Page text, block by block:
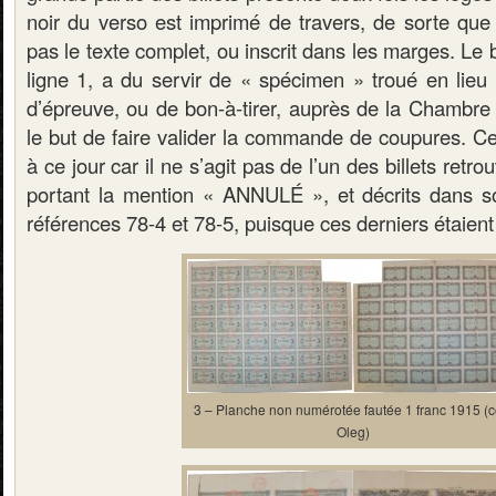
noir du verso est imprimé de travers, de sorte que
pas le texte complet, ou inscrit dans les marges. Le
ligne 1, a du servir de « spécimen » troué en lieu
d’épreuve, ou de bon-à-tirer, auprès de la
le but de faire valider la commande de coupures.
à ce jour car il ne s’agit pas de l’un des billets
portant la mention « ANNULÉ », et décrits dans
références 78-4 et 78-5, puisque ces derniers
3 – Planche non numérotée fautée 1 franc 1915
Oleg)